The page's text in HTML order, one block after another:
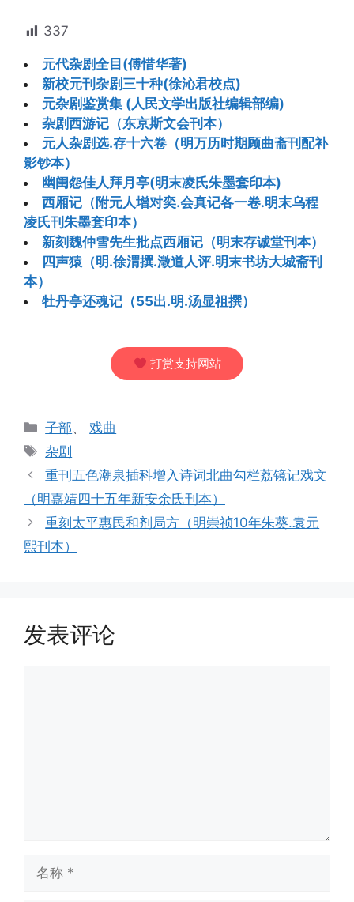
337
元代杂剧全目(傅惜华著)
新校元刊杂剧三十种(徐沁君校点)
元杂剧鉴赏集 (人民文学出版社编辑部编)
杂剧西游记（东京斯文会刊本）
元人杂剧选.存十六卷（明万历时期顾曲斋刊配补
影钞本）
幽闺怨佳人拜月亭(明末凌氏朱墨套印本)
西厢记（附元人增对奕.会真记各一卷.明末乌程
凌氏刊朱墨套印本）
新刻魏仲雪先生批点西厢记（明末存诚堂刊本）
四声猿（明.徐渭撰.澂道人评.明末书坊大城斋刊
本）
牡丹亭还魂记（55出.明.汤显祖撰）
打赏支持网站
分
类
子部、戏曲
标
签
杂剧
重刊五色潮泉插科增入诗词北曲勾栏荔镜记戏文
（明嘉靖四十五年新安余氏刊本）
重刻太平惠民和剂局方（明崇祯10年朱葵.袁元
熙刊本）
发表评论